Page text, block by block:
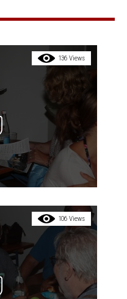
136 Views
106 Views